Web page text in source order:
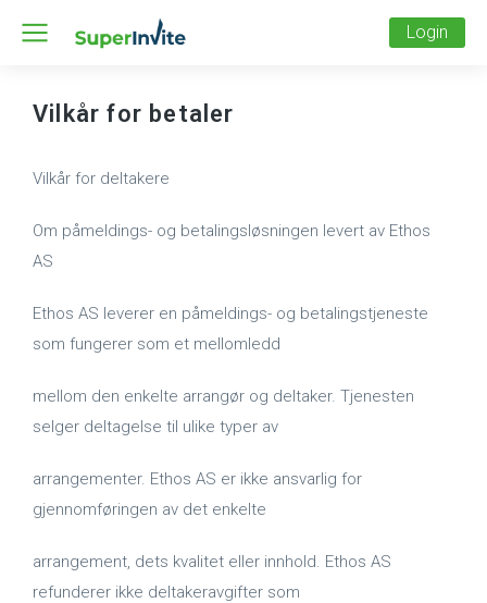
Login
Vilkår for betaler
Vilkår for deltakere
Om påmeldings- og betalingsløsningen levert av Ethos
AS
Ethos AS leverer en påmeldings- og betalingstjeneste
som fungerer som et mellomledd
mellom den enkelte arrangør og deltaker. Tjenesten
selger deltagelse til ulike typer av
arrangementer. Ethos AS er ikke ansvarlig for
gjennomføringen av det enkelte
arrangement, dets kvalitet eller innhold. Ethos AS
refunderer ikke deltakeravgifter som